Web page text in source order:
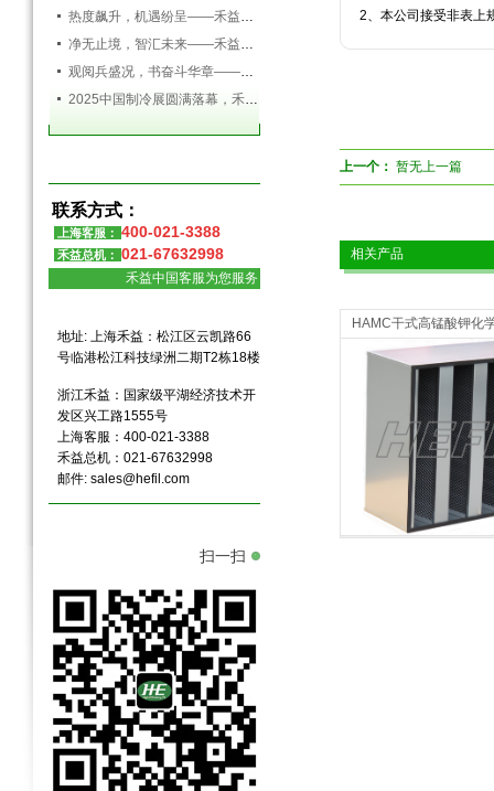
热度飙升，机遇纷呈——禾益环境持续发力，精彩依旧
净无止境，智汇未来——禾益环境亮相第138届广交会
观阅兵盛况，书奋斗华章——禾益环境组织全体员工观看九三阅兵盛典
2025中国制冷展圆满落幕，禾益环境满载而归！
联系方式：
上海客服： 400-021-3388
禾益总机： 021-67632998
禾益中国客服为您服务
地址: 上海禾益：松江区云凯路66
号临港松江科技绿洲二期T2栋18楼
浙江禾益：国家级平湖经济技术开
发区兴工路1555号
上海客服：400-021-3388
禾益总机：021-67632998
邮件: sales@hefil.com
扫一扫
2、本公司接受非表上
上一个： 暂无上一篇
相关产品
HAMC干式高锰酸钾化
化学过滤器 化学过滤器